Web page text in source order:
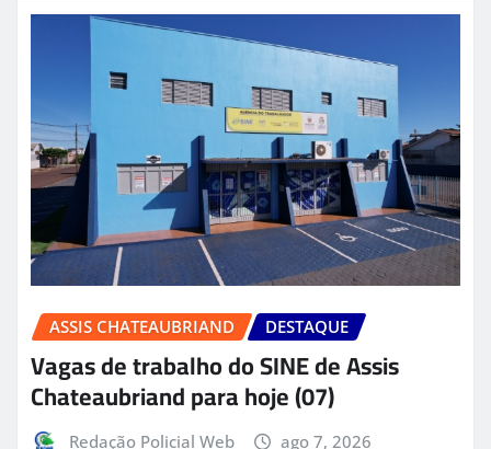
ASSIS CHATEAUBRIAND DESTAQUE
Vagas de trabalho do SINE de Assis
Chateaubriand para hoje (07)
Redação Policial Web ago 7, 2026